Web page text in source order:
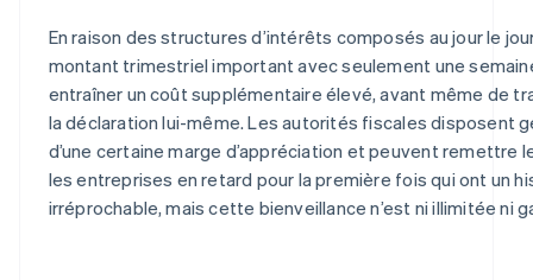
En raison des structures d’intérêts composés au jour le
montant trimestriel important avec seulement une
entraîner un coût supplémentaire élevé, avant même de
la déclaration lui-même. Les autorités fiscales disposent
d’une certaine marge d’appréciation et peuvent remettre
les entreprises en retard pour la première fois qui ont un
irréprochable, mais cette bienveillance n’est ni illimitée ni